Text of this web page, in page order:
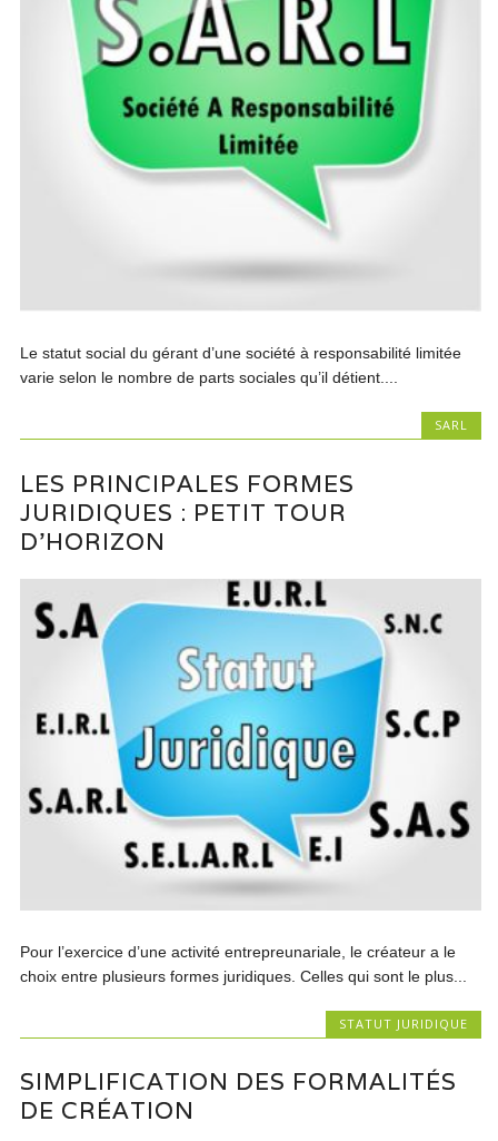
Le statut social du gérant d’une société à responsabilité limitée
varie selon le nombre de parts sociales qu’il détient....
SARL
LES PRINCIPALES FORMES
JURIDIQUES : PETIT TOUR
D’HORIZON
Pour l’exercice d’une activité entrepreunariale, le créateur a le
choix entre plusieurs formes juridiques. Celles qui sont le plus...
STATUT JURIDIQUE
SIMPLIFICATION DES FORMALITÉS
DE CRÉATION